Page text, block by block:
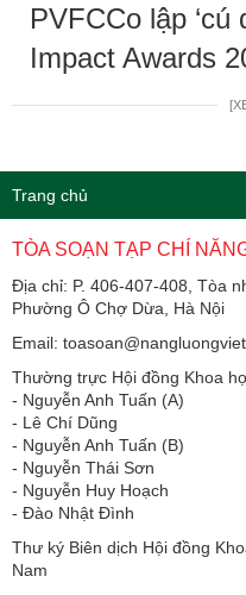
PVFCCo lập ‘cú
Impact Awards
Trang chủ
TÒA SOẠN TẠP CHÍ
Địa chỉ: P. 406-407-408, Tòa
Phường Ô Chợ Dừa, Hà Nội
Email:
Thường trực Hội đồng Khoa
​​​​​​- Nguyễn Anh Tuấn (A)
- Lê Chí Dũng
- Nguyễn Anh Tuấn (B)
- Nguyễn Thái Sơn
- Nguyễn Huy Hoạch
- Đào Nhật Đình
Thư ký Biên dịch Hội đồng
Nam